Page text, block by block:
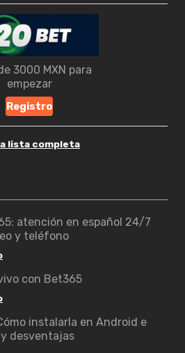
3000 MXN para
empezar
Registro
lista completa
atención en español 24/7
y teléfono
con Bet365
instalarla en Android e
y desventajas